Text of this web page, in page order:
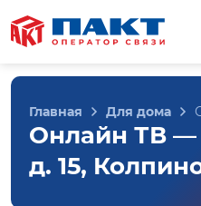
Главная Для дома
Онлайн ТВ —
д. 15,